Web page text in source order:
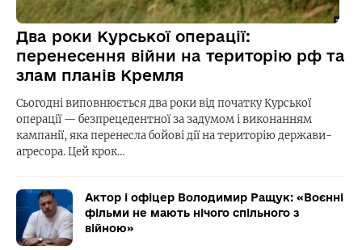
Два роки Курської операції:
перенесення війни на територію рф та
злам планів Кремля
Сьогодні виповнюється два роки від початку Курської
операції — безпрецедентної за задумом і виконанням
кампанії, яка перенесла бойові дії на територію держави-
агресора. Цей крок…
Актор і офіцер Володимир Ращук: «Воєнні
фільми не мають нічого спільного з
війною»